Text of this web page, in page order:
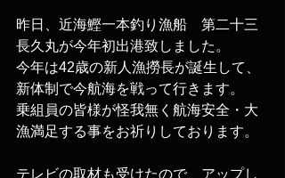
昨日、近海鰹一本釣り漁船　第二十三
長久丸が今年初出港致しました。
今年は42歳の新人漁撈長が誕生して、
新体制で今航海を戦って行きます。
乗組員の皆様が怪我無く航海安全・大
漁満足する事をお祈りしております。
テレビの取材も受けたので、アップし